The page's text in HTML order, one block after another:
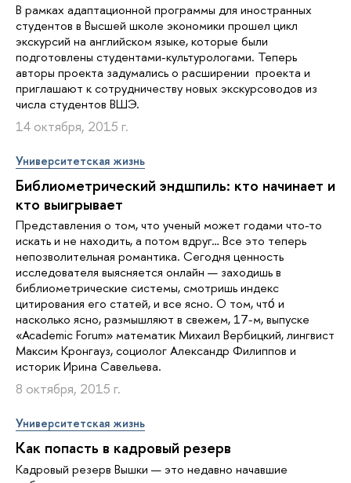
В рамках адаптационной программы для иностранных
студентов в Высшей школе экономики прошел цикл
экскурсий на английском языке, которые были
подготовлены студентами-культурологами. Теперь
авторы проекта задумались о расширении проекта и
приглашают к сотрудничеству новых экскурсоводов из
числа студентов ВШЭ.
14 октября, 2015 г.
Университетская жизнь
Библиометрический эндшпиль: кто начинает и
кто выигрывает
Представления о том, что ученый может годами что-то
искать и не находить, а потом вдруг… Все это теперь
непозволительная романтика. Сегодня ценность
исследователя выясняется онлайн — заходишь в
библиометрические системы, смотришь индекс
цитирования его статей, и все ясно. О том, чтό и
насколько ясно, размышляют в свежем, 17-м, выпуске
«Academic Forum» математик Михаил Вербицкий, лингвист
Максим Кронгауз, социолог Александр Филиппов и
историк Ирина Савельева.
8 октября, 2015 г.
Университетская жизнь
Как попасть в кадровый резерв
Кадровый резерв Вышки — это недавно начавшие